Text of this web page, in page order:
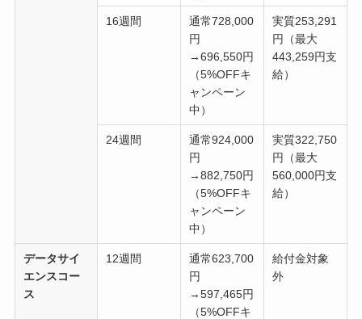
16週間
通常728,000
円
→696,550円
（5%OFFキ
ャンペーン
中）
実質253,291
円（最大
443,259円支
給）
24週間
通常924,000
円
→882,750円
（5%OFFキ
ャンペーン
中）
実質322,750
円（最大
560,000円支
給）
データサイ
エンスコー
ス
12週間
通常623,700
円
→597,465円
（5%OFFキ
給付金対象
外